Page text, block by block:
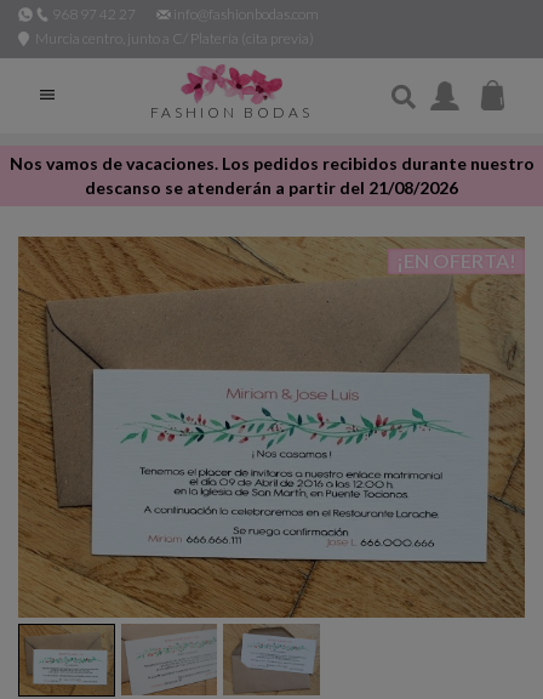
968 97 42 27
info@fashionbodas.com
Murcia centro, junto a C/ Platería (cita previa)

FASHION BODAS
Nos vamos de vacaciones. Los pedidos recibidos durante nuestro
descanso se atenderán a partir del 21/08/2026
¡EN OFERTA!